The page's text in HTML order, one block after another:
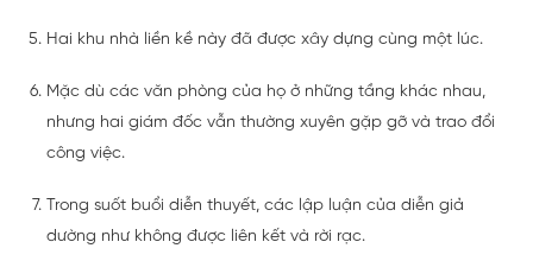
Hai khu nhà liền kề này đã được xây dựng cùng một lúc.
Mặc dù các văn phòng của họ ở những tầng khác nhau,
nhưng hai giám đốc vẫn thường xuyên gặp gỡ và trao đổi
công việc.
Trong suốt buổi diễn thuyết, các lập luận của diễn giả
dường như không được liên kết và rời rạc.